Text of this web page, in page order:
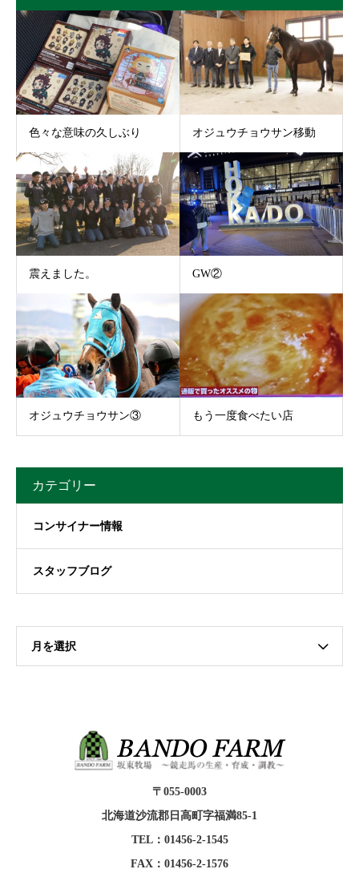
色々な意味の久しぶり オジュウチョウサン移動
震えました。 GW②
オジュウチョウサン③ もう一度食べたい店
カテゴリー
コンサイナー情報
スタッフブログ
月を選択
〒055-0003
北海道沙流郡日高町字福満85-1
TEL：01456-2-1545
FAX：01456-2-1576